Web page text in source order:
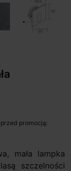
promocją:
mała lampka
szczelności